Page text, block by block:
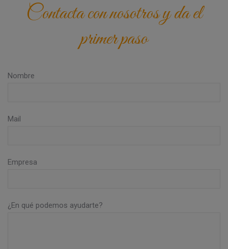
Contacta con nosotros y da el
primer paso
Nombre
Mail
Empresa
¿En qué podemos ayudarte?